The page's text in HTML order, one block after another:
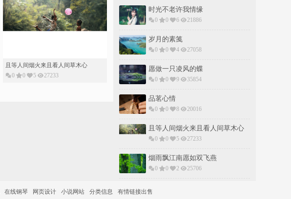
且等人间烟火来且看人间草木心
0
0 5 27233
时光不老许我情缘
0 0 6 21886
岁月的素䇳
0 0 4 27058
愿做一只凌风的蝶
0 0 9 35854
品茗心情
0 0 8 20016
且等人间烟火来且看人间草木心
0 0 5 27233
烟雨飘江南愿如双飞燕
0 0 2 25706
在线钢琴 网页设计 小说网站 分类信息 有情链接出售